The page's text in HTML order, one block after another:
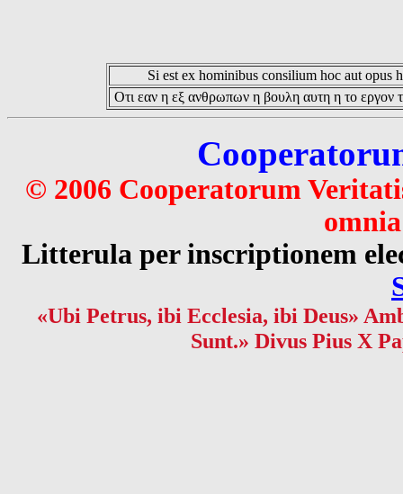
Si est ex hominibus consilium hoc aut opus
Οτι εαν η εξ ανθρωπων η βουλη αυτη η το εργον
© 2006 Cooperatorum
Litterula per inscriptionem
«Ubi Petrus, ibi Ecclesia, ibi Deus»
Sunt.» Divus Pius X